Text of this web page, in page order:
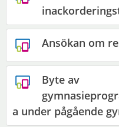
Ansökan om
Byte av
a under pågående